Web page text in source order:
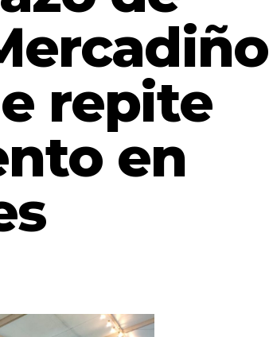
repite
en